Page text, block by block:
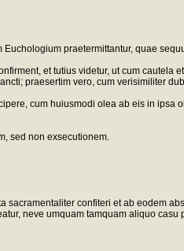
praetermittantur, quae
et tutius videtur, ut cum
praesertim vero, cum verisimiliter
cum huiusmodi olea ab eis in ipsa
sed non exsecutionem.
confiteri et ab eodem
neve umquam tamquam aliquo